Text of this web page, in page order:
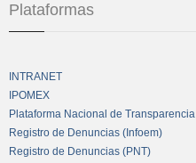
Plataformas
INTRANET
IPOMEX
Plataforma Nacional de Transparencia
Registro de Denuncias (Infoem)
Registro de Denuncias (PNT)